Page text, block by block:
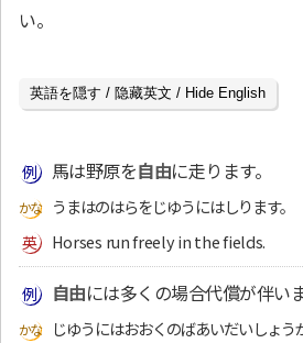
い。
英語を隠す / 隐藏英文 / Hide English
馬は野原を自由に走ります。
うまはのはらをじゆうにはしります。
Horses run freely in the fields.
自由には多くの場合代償が伴いま
じゆうにはおおくのばあいだいしょう